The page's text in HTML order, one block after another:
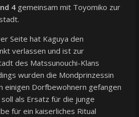
4gemeinsam mit Toyomiko zur
Seite hat Kaguya den
verlassen und ist zur
des Matssunouchi-Klans
wurden die Mondprinzessin
einigen Dorfbewohnern gefangen
als Ersatz für die junge
für ein kaiserliches Ritual